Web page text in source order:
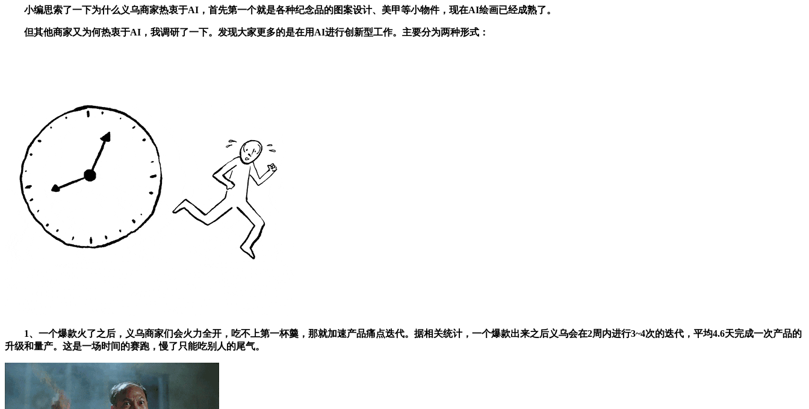
小编思索了一下为什么义乌商家热衷于AI，首先第一个就是各种纪念品的图案设计、美甲等小物件，现在AI绘画已经成熟了。
但其他商家又为何热衷于AI，我调研了一下。发现大家更多的是在用AI进行创新型工作。主要分为两种形式：
1、一个爆款火了之后，义乌商家们会火力全开，吃不上第一杯羹，那就加速产品痛点迭代。据相关统计，一个爆款出来之后义乌会在2周内进行3~4次的迭代，平均4.6天完成一次产品的
升级和量产。这是一场时间的赛跑，慢了只能吃别人的尾气。